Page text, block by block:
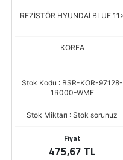
REZİSTÖR HYUNDAİ BLUE
KOREA
Stok Kodu : BSR-KOR-97128-
1R000-WME
Stok Miktarı : Stok sorunuz
Fiyat
475,67 TL